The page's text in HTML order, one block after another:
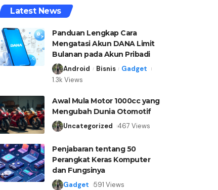
Latest News
Panduan Lengkap Cara
Mengatasi Akun DANA Limit
Bulanan pada Akun Pribadi
Android Bisnis
Gadget
1.3k Views
Awal Mula Motor 1000cc yang
Mengubah Dunia Otomotif
Uncategorized 467 Views
Penjabaran tentang 50
Perangkat Keras Komputer
dan Fungsinya
Gadget 591 Views